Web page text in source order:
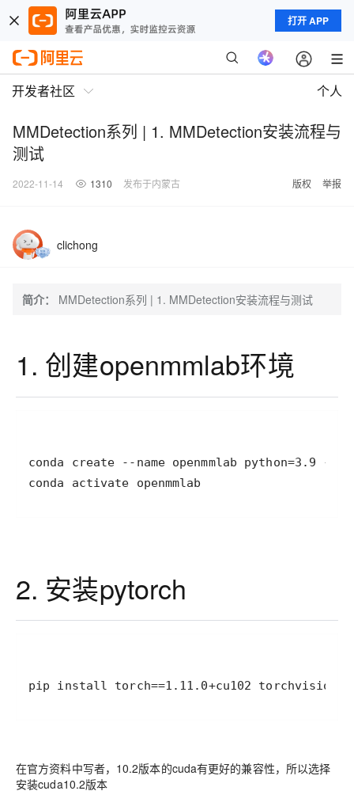
打开 APP
开发者社区 个人
MMDetection系列 | 1. MMDetection安装流程与
测试
2022-11-14 1310 发布于内蒙古 版权 举报
clichong
简介： MMDetection系列 | 1. MMDetection安装流程与测试
1. 创建openmmlab环境
conda activate openmmlab
2. 安装pytorch
pip install torch==1.11.0+cu102
在官方资料中写者，10.2版本的cuda有更好的兼容性，所以选择
安装cuda10.2版本